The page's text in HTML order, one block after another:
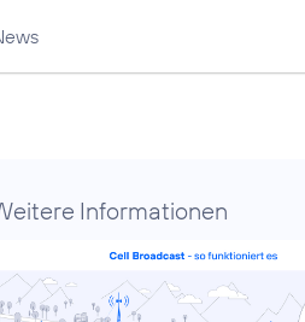
Informationen